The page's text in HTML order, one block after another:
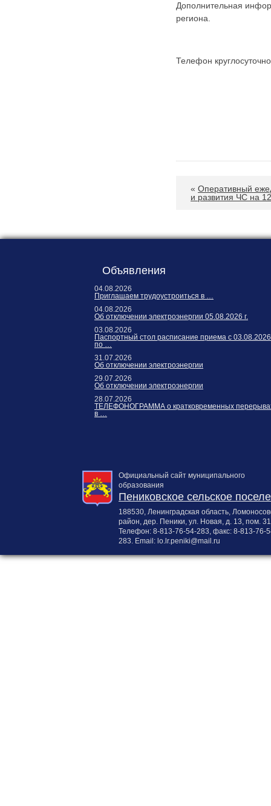
Дополнительная
региона.
Телефон
« Оперативный
и развития ЧС на
Объявления
04.08.2026
Приглашаем трудоустроиться в …
04.08.2026
Об отключении электроэнергии 05.08.2026 г.
03.08.2026
Паспортный стол расписание приема с 03.08.2026
по …
31.07.2026
Об отключении электроэнергии
29.07.2026
Об отключении электроэнергии
28.07.2026
ТЕЛЕФОНОГРАММА о кратковременных
в …
Официальный сайт муниципального
образования
Пениковское сельское
188530, Ленинградская область,
район, дер. Пеники, ул. Новая, д. 13, пом. 31
Телефон: 8-813-76-54-283, факс: 8-813-76-
283. Email: lo.lr.peniki@mail.ru